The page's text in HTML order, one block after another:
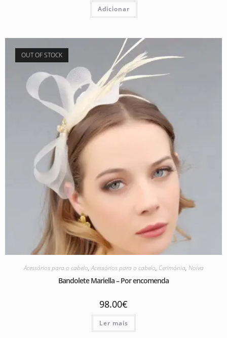
Adicionar
OUT OF STOCK
Acessórios para o cabelo,Acessórios para o cabelo, Cerimónia, Noiva
Bandolete Mariella – Por encomenda
98.00€
Ler mais